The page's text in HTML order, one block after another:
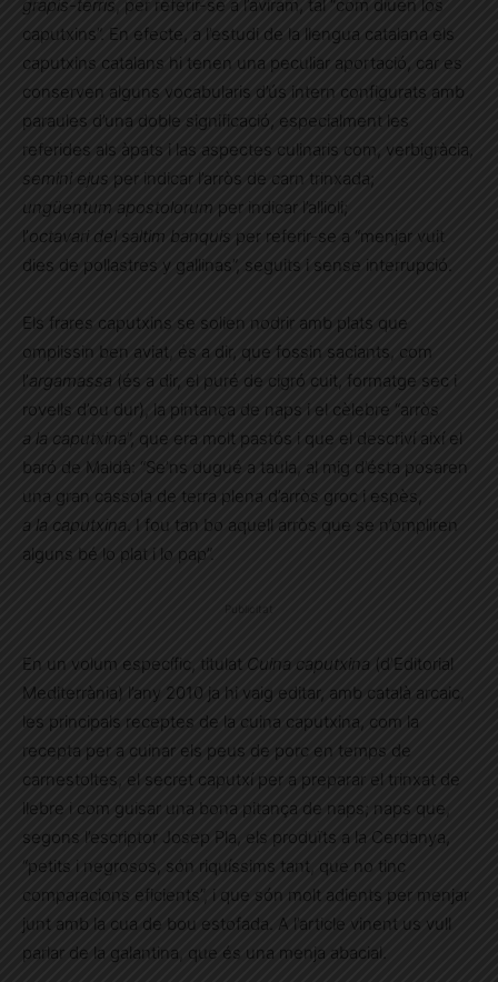
grapis-terris , per referir-se a l’aviram, tal “com diuen los
caputxins”. En efecte, a l’estudi de la llengua catalana els
caputxins catalans hi tenen una peculiar aportació, car es
conserven alguns vocabularis d’ús intern configurats amb
paraules d’una doble significació, especialment les
referides als àpats i las aspectes culinaris com, verbigràcia,
semini ejus per indicar l’arròs de carn trinxada;
ungüentum apostolorum per indicar l’allioli;
l’octavari del saltim banquis per referir-se a “menjar vuit
dies de pollastres y gallinas”, seguits i sense interrupció.
Els frares caputxins se solien nodrir amb plats que
omplissin ben aviat, és a dir, que fossin saciants, com
l’argamassa (és a dir, el puré de cigró cuit, formatge sec i
rovells d’ou dur), la pintança de naps i el cèlebre “arròs
a la caputxina ”, que era molt pastós i que el descriví així el
baró de Maldà: “Se’ns dugué a taula, al mig d’ésta posaren
una gran cassola de terra plena d’arròs groc i espès,
a la caputxina. I fou tan bo aquell arròs que se n’ompliren
alguns bé lo plat i lo pap”.
Publicitat
En un volum específic, titulat Cuina caputxina (d’Editorial
Mediterrània) l’any 2010 ja hi vaig editar, amb català arcaic,
les principals receptes de la cuina caputxina, com la
recepta per a cuinar els peus de porc en temps de
carnestoltes, el secret caputxí per a preparar el trinxat de
llebre i com guisar una bona pitança de naps; naps que,
segons l’escriptor Josep Pla, els produïts a la Cerdanya,
“petits i negrosos, són riquíssims tant, que no tinc
comparacions eficients”, i que són molt adients per menjar
junt amb la cua de bou estofada. A l’article vinent us vull
parlar de la galantina, que és una menja abacial.